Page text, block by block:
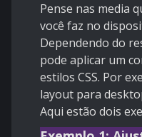
Pense nas media
você faz no
Dependendo do
pode aplicar um
estilos CSS. Por
layout para
Aqui estão dois